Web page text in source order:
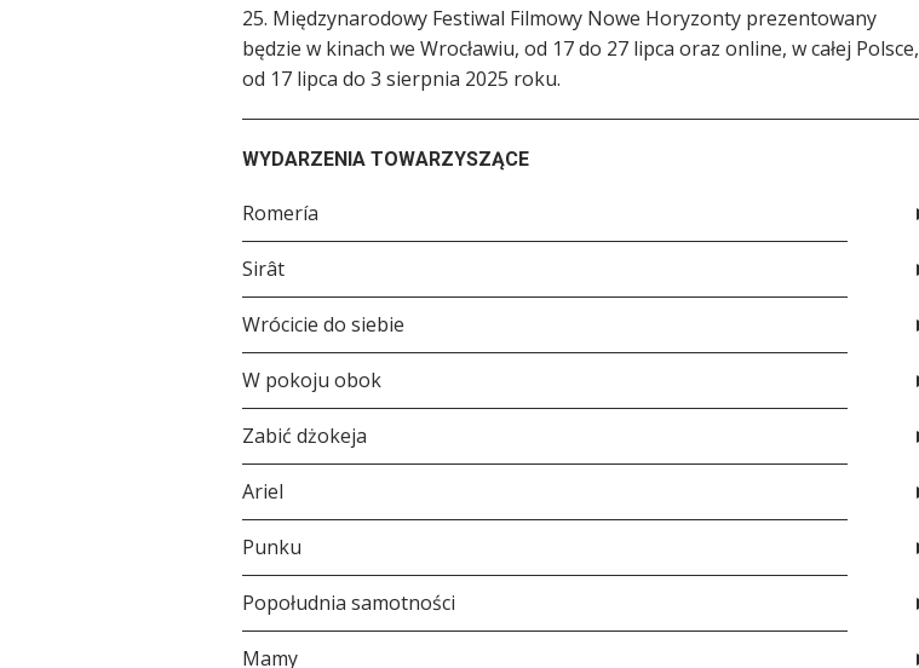
25. Międzynarodowy Festiwal Filmowy Nowe Horyzonty prezentowany
będzie w kinach we Wrocławiu, od 17 do 27 lipca oraz online, w całej Polsce,
od 17 lipca do 3 sierpnia 2025 roku.
WYDARZENIA TOWARZYSZĄCE
Romería
Sirât
Wrócicie do siebie
W pokoju obok
Zabić dżokeja
Ariel
Punku
Popołudnia samotności
Mamy